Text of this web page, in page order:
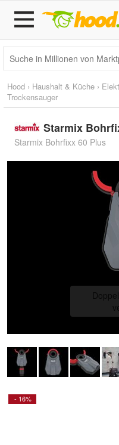
Hood › Haushalt & Küche ›
Trockensauger
Starmix
Starmix Bohrfixx 60 Plus
- 16%